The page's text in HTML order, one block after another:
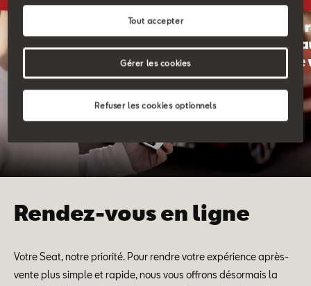
Rendez-vous en ligne
Votre Seat, notre priorité. Pour rendre votre expérience après-
vente plus simple et rapide, nous vous offrons désormais la
Refuser les cookies optionnels
Tout accepter
Gérer les cookies